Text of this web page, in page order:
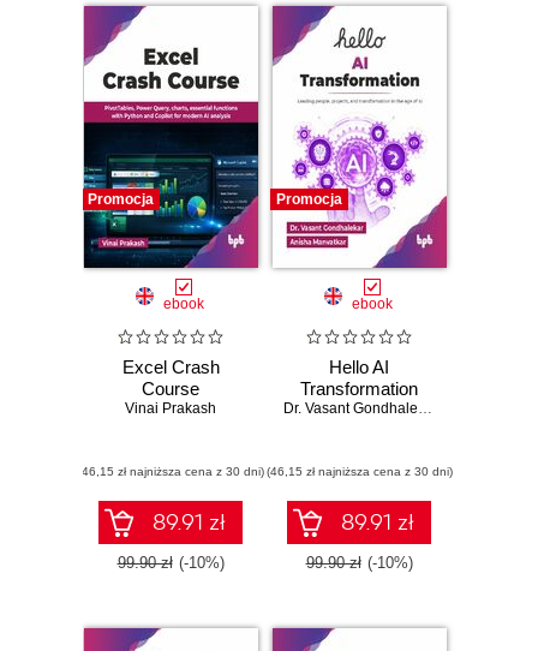
Promocja
ebook
Excel Crash
Course
Vinai Prakash
(46,15 zł najniższa cena z 30 dni)
89.91 zł
99.90 zł (-10%)
Promocja
ebook
Hello AI
Transformation
Dr. Vasant Gondhalekar
(46,15 zł najniższa cena z 30 dni)
89.91 zł
99.90 zł (-10%)